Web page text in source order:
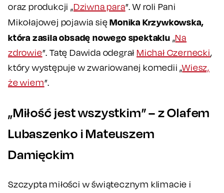
oraz produkcji „Dziwna para”. W roli Pani
Mikołajowej pojawia sięMonika Krzywkowska,
która zasila obsadę nowego spektaklu „Na
zdrowie”. Tatę Dawida odegrał Michał Czernecki,
który występuje w zwariowanej komedii „Wiesz,
że wiem”.
„Miłość jest wszystkim” – z Olafem
Lubaszenko i Mateuszem
Damięckim
Szczypta miłości w świątecznym klimacie i